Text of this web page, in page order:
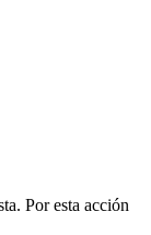
Por esta acción